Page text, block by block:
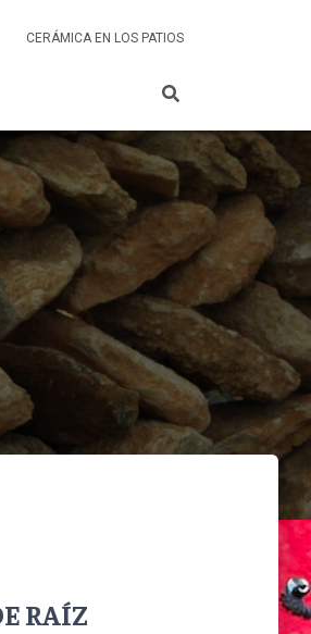
CERÁMICA EN LOS PATIOS
RAÍZ